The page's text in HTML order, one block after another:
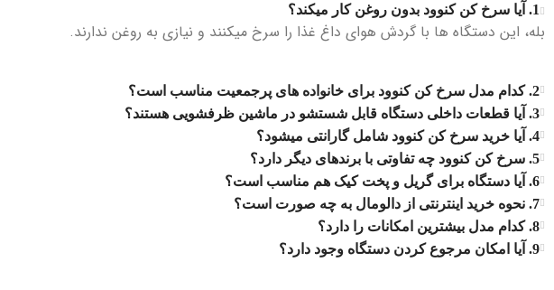
1. آیا سرخ کن کنوود بدون روغن کار میکند؟
بله، این دستگاه ‌ها با گردش هوای داغ غذا را سرخ میکنند و نیازی به روغن ندارند.
2. کدام مدل سرخ کن کنوود برای خانواده ‌های پرجمعیت مناسب است؟
3. آیا قطعات داخلی دستگاه قابل شستشو در ماشین ظرفشویی هستند؟
4. آیا خرید سرخ کن کنوود شامل گارانتی میشود؟
5. سرخ کن کنوود چه تفاوتی با برندهای دیگر دارد؟
6. آیا دستگاه برای گریل و پخت کیک هم مناسب است؟
7. نحوه خرید اینترنتی از دالومال به چه صورت است؟
8. کدام مدل بیشترین امکانات را دارد؟
9. آیا امکان مرجوع کردن دستگاه وجود دارد؟